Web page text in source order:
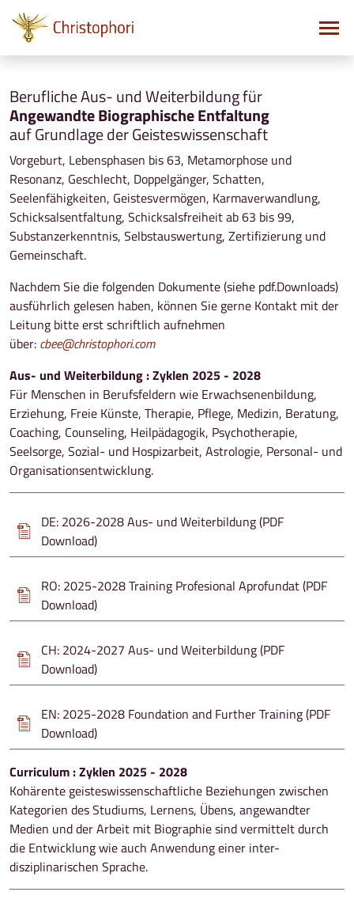
Berufliche Aus- und Weiterbildung für
Angewandte Biographische Entfaltung
auf Grundlage der Geisteswissenschaft
Vorgeburt, Lebensphasen bis 63, Metamorphose und
Resonanz, Geschlecht, Doppelgänger, Schatten,
Seelenfähigkeiten, Geistesvermögen, Karmaverwandlung,
Schicksalsentfaltung, Schicksalsfreiheit ab 63 bis 99,
Substanzerkenntnis, Selbstauswertung, Zertifizierung und
Gemeinschaft.
Nachdem Sie die folgenden Dokumente (siehe pdf.Downloads)
ausführlich gelesen haben, können Sie gerne Kontakt mit der
Leitung bitte erst schriftlich aufnehmen
über: cbee@christophori.com
Aus- und Weiterbildung : Zyklen 2025 - 2028
Für Menschen in Berufsfeldern wie Erwachsenenbildung,
Erziehung, Freie Künste, Therapie, Pflege, Medizin, Beratung,
Coaching, Counseling, Heilpädagogik, Psychotherapie,
Seelsorge, Sozial- und Hospizarbeit, Astrologie, Personal- und
Organisationsentwicklung.
DE: 2026-2028 Aus- und Weiterbildung (PDF
Download)
RO: 2025-2028 Training Profesional Aprofundat (PDF
Download)
CH: 2024-2027 Aus- und Weiterbildung (PDF
Download)
EN: 2025-2028 Foundation and Further Training (PDF
Download)
Curriculum : Zyklen 2025 - 2028
Kohärente geisteswissenschaftliche Beziehungen zwischen
Kategorien des Studiums, Lernens, Übens, angewandter
Medien und der Arbeit mit Biographie sind vermittelt durch
die Entwicklung wie auch Anwendung einer inter-
disziplinarischen Sprache.